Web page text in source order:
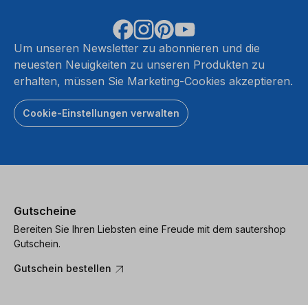
Um unseren Newsletter zu abonnieren und die
neuesten Neuigkeiten zu unseren Produkten zu
erhalten, müssen Sie Marketing-Cookies akzeptieren.
Cookie-Einstellungen verwalten
Gutscheine
Bereiten Sie Ihren Liebsten eine Freude mit dem sautershop
Gutschein.
Gutschein bestellen